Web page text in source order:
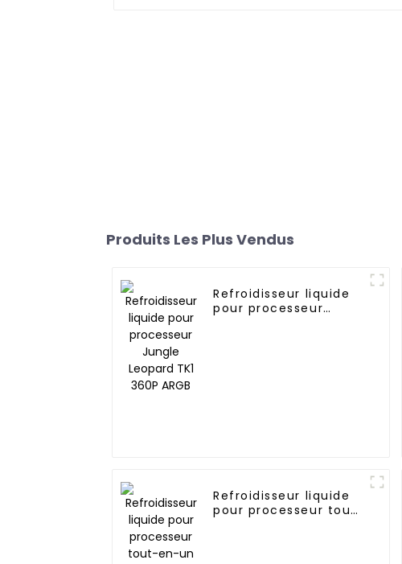
Produits Les Plus Vendus
Refroidisseur liquide
pour processeur
Refroidisseur liquide
pour processeur tout-